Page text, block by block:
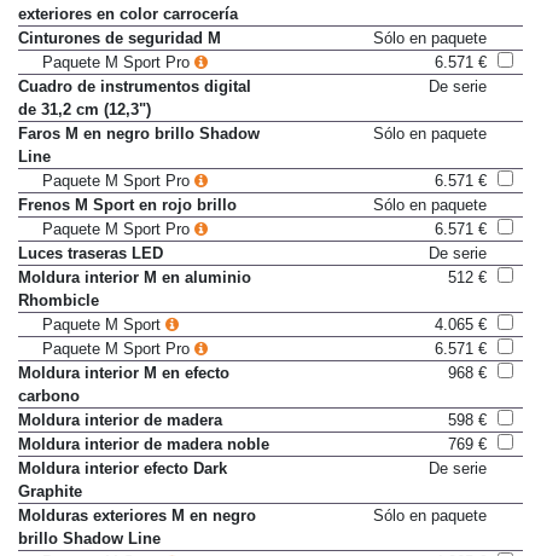
exteriores en color carrocería
Cinturones de seguridad M
Sólo en paquete
Paquete M Sport Pro
6.571 €
Cuadro de instrumentos digital
de 31,2 cm (12,3")
De serie
Faros M en negro brillo Shadow
Line
Sólo en paquete
Paquete M Sport Pro
6.571 €
Frenos M Sport en rojo brillo
Sólo en paquete
Paquete M Sport Pro
6.571 €
Luces traseras LED
De serie
Moldura interior M en aluminio
Rhombicle
512 €
Paquete M Sport
4.065 €
Paquete M Sport Pro
6.571 €
Moldura interior M en efecto
carbono
968 €
Moldura interior de madera
598 €
Moldura interior de madera noble
769 €
Moldura interior efecto Dark
Graphite
De serie
Molduras exteriores M en negro
brillo Shadow Line
Sólo en paquete